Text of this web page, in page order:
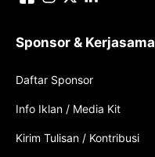
Sponsor & Kerjasama
Daftar Sponsor
Info Iklan / Media Kit
Kirim Tulisan / Kontribusi